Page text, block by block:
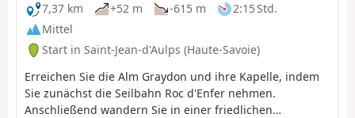
7,37 km
+52 m -615 m
2:15 Std.
Mittel
Start in Saint-Jean-d'Aulps (Haute-Savoie)
Erreichen Sie die Alm Graydon und ihre Kapelle, indem
Sie zunächst die Seilbahn Roc d'Enfer nehmen.
Anschließend wandern Sie in einer friedlichen